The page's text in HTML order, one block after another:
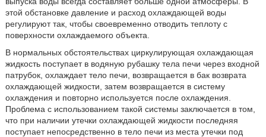
этой обстановке давление и расход охлаждающей воды
регулируют так, чтобы своевременно отводить теплоту с
поверхности охлаждаемого объекта.
В нормальных обстоятельствах циркулирующая охлаждающая
жидкость поступает в водяную рубашку тела печи через входной
патрубок, охлаждает тело печи, возвращается в бак возврата
охлаждающей жидкости, затем возвращается в систему
охлаждения и повторно используется после охлаждения.
Проблема с использованием такой системы заключается в том,
что при наличии утечки охлаждающей жидкости последняя
поступает непосредственно в тело печи из места утечки под